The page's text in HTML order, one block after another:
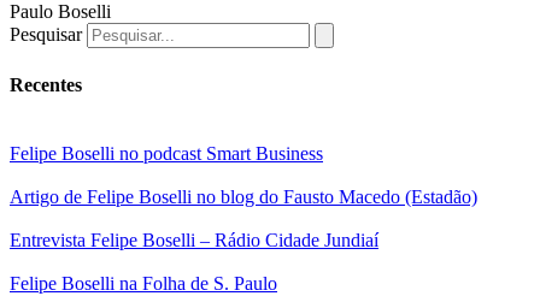
Paulo Boselli
Pesquisar
Recentes
Felipe Boselli no podcast Smart Business
Artigo de Felipe Boselli no blog do Fausto Macedo (Estadão)
Entrevista Felipe Boselli – Rádio Cidade Jundiaí
Felipe Boselli na Folha de S. Paulo